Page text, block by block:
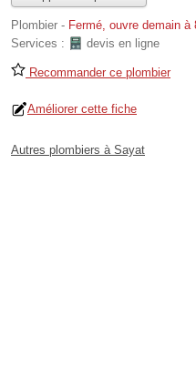
Plombier - Fermé, ouvre demain à
Services :
devis en ligne
Recommander ce plombier
Améliorer cette fiche
Autres plombiers à Sayat